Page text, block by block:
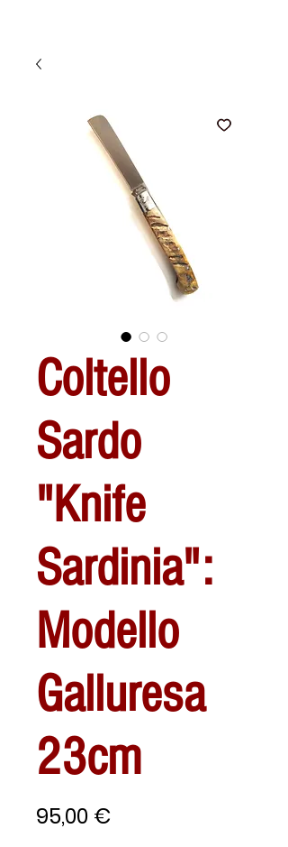
Coltello
Sardo
"Knife
Sardinia":
Modello
Galluresa
23cm
95,00 €